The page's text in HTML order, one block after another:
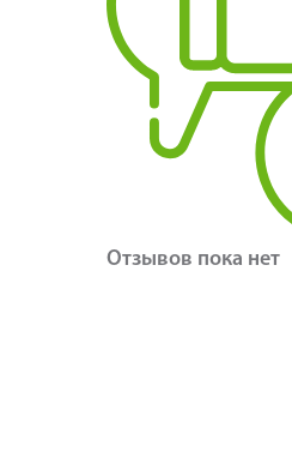
Отзывов пока нет